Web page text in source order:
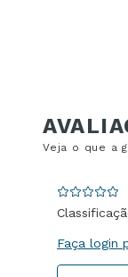
Faça login